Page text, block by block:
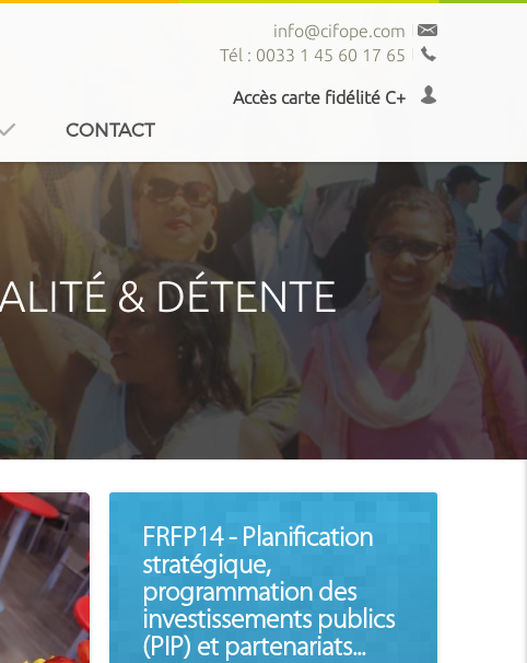
info@cifope.com
Tél : 0033 1 45 60 17 65
Accès carte fidélité C+
CONTACT
& DÉTENTE
FRFP14 - Planification
stratégique,
programmation des
investissements publics
(PIP) et partenariats...